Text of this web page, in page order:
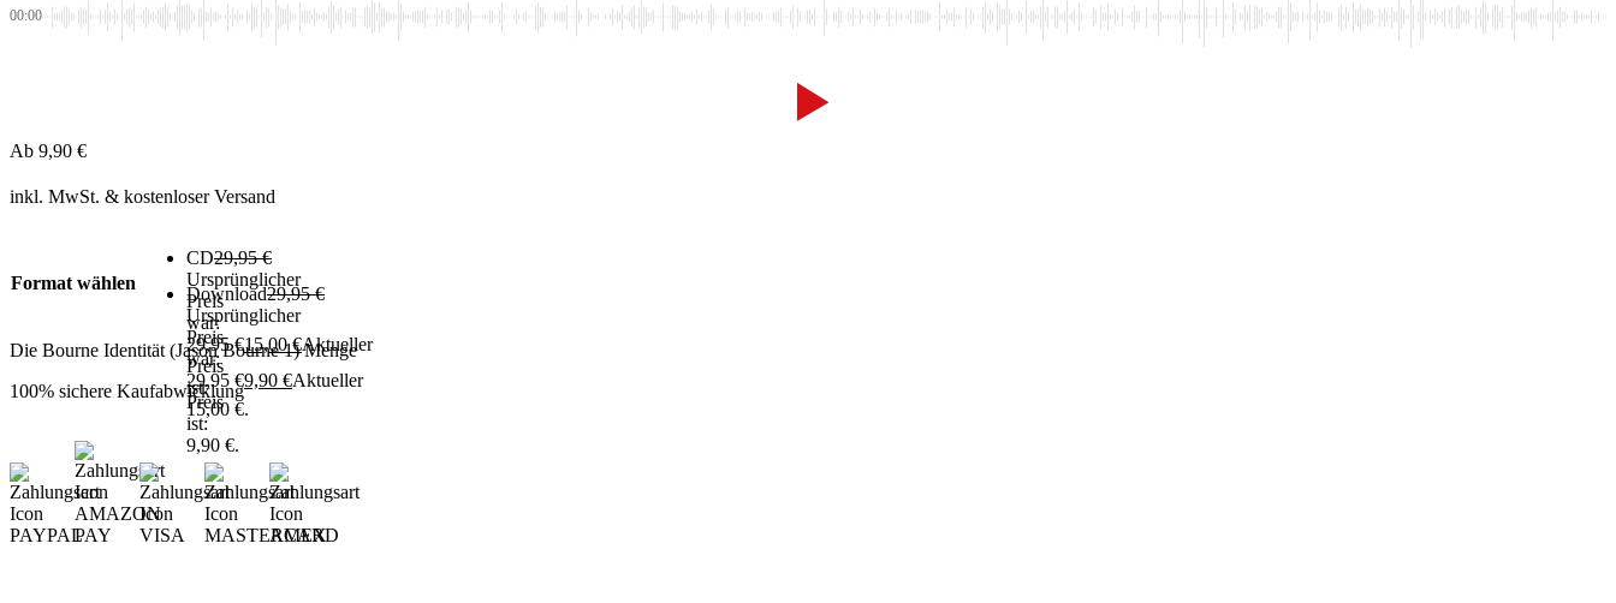
00:00
Ab 9,90 €
inkl. MwSt. & kostenloser Versand
Format wählen
CD29,95€
Ursprünglicher
Preis
war:
29,95 €15,00€Aktueller
Preis
ist:
15,00 €.
Download29,95€
Ursprünglicher
Preis
war:
29,95 €9,90 €Aktueller
Preis
ist:
9,90 €.
Die Bourne Identität (Jason Bourne 1) Menge
100% sichere Kaufabwicklung